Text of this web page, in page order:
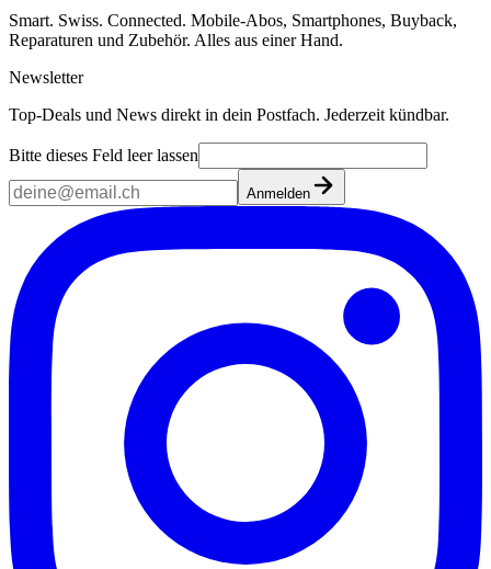
Smart. Swiss. Connected. Mobile-Abos, Smartphones, Buyback,
Reparaturen und Zubehör. Alles aus einer Hand.
Newsletter
Top-Deals und News direkt in dein Postfach. Jederzeit kündbar.
Bitte dieses Feld leer lassen
Anmelden